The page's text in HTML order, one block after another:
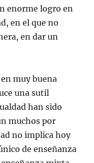
enorme logro en
en el que no
en dar un
muy buena
una sutil
han sido
muchos por
no implica hoy
de enseñanza